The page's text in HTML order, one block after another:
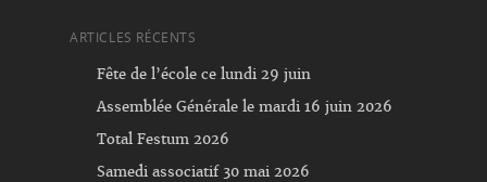
ARTICLES RÉCENTS
Fête de l’école ce lundi 29 juin
Assemblée Générale le mardi 16 juin 2026
Total Festum 2026
Samedi associatif 30 mai 2026